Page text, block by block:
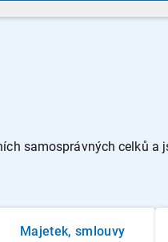
samosprávných celků a
Majetek, smlouvy